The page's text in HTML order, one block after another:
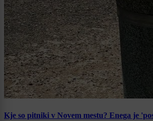
Kje so pitniki v Novem mestu? Enega je